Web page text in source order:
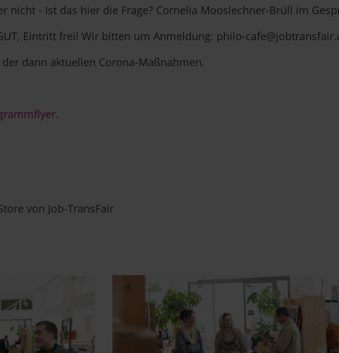
nicht - Ist das hier die Frage? Cornelia Mooslechner-Brüll im
Eintritt frei! Wir bitten um Anmeldung: philo-
der dann aktuellen Corona-Maßnahmen.
von Job-TransFair